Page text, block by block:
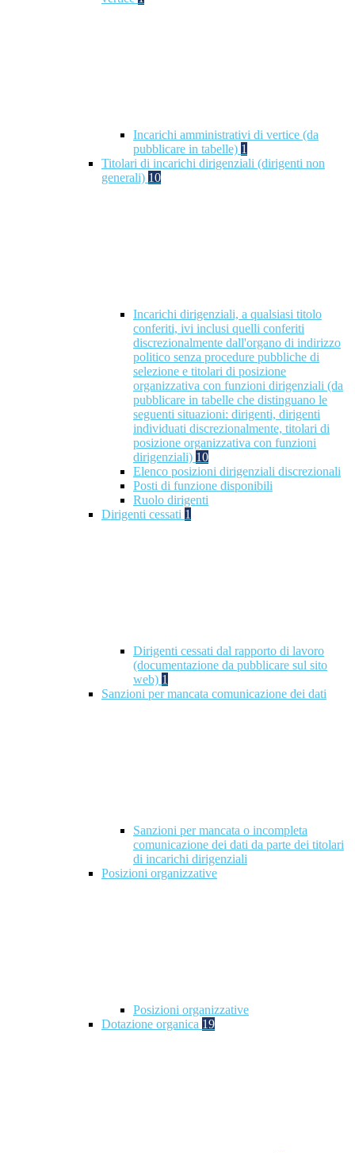
Incarichi amministrativi di vertice (da
pubblicare in tabelle) 1
Titolari di incarichi dirigenziali (dirigenti non
generali) 10
Incarichi dirigenziali, a qualsiasi titolo
conferiti, ivi inclusi quelli conferiti
discrezionalmente dall'organo di indirizzo
politico senza procedure pubbliche di
selezione e titolari di posizione
organizzativa con funzioni dirigenziali (da
pubblicare in tabelle che distinguano le
seguenti situazioni: dirigenti, dirigenti
individuati discrezionalmente, titolari di
posizione organizzativa con funzioni
dirigenziali) 10
Elenco posizioni dirigenziali discrezionali
Posti di funzione disponibili
Ruolo dirigenti
Dirigenti cessati 1
Dirigenti cessati dal rapporto di lavoro
(documentazione da pubblicare sul sito
web) 1
Sanzioni per mancata comunicazione dei dati
Sanzioni per mancata o incompleta
comunicazione dei dati da parte dei titolari
di incarichi dirigenziali
Posizioni organizzative
Posizioni organizzative
Dotazione organica 19